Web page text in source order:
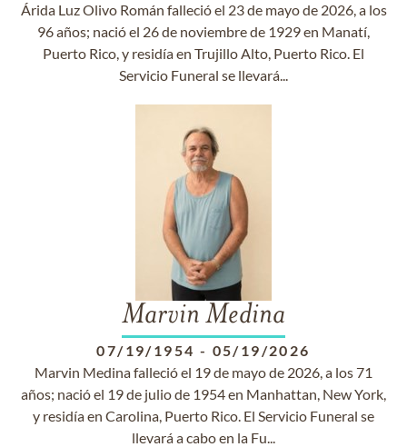
Árida Luz Olivo Román falleció el 23 de mayo de 2026, a los
96 años; nació el 26 de noviembre de 1929 en Manatí,
Puerto Rico, y residía en Trujillo Alto, Puerto Rico. El
Servicio Funeral se llevará...
Marvin Medina
07/19/1954 - 05/19/2026
Marvin Medina falleció el 19 de mayo de 2026, a los 71
años; nació el 19 de julio de 1954 en Manhattan, New York,
y residía en Carolina, Puerto Rico. El Servicio Funeral se
llevará a cabo en la Fu...